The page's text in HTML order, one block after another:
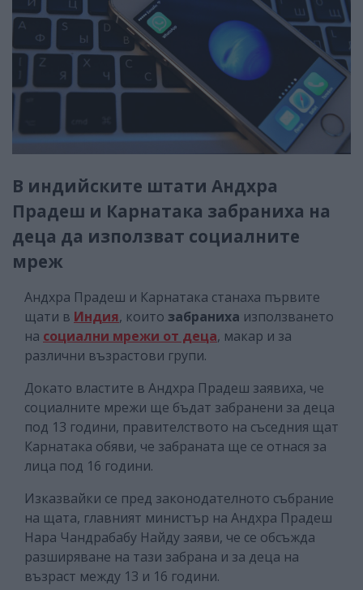
В индийските штати Андхра
Прадеш и Карнатака забраниха на
деца да използват социалните
мреж
Андхра Прадеш и Карнатака станаха първите
щати в Индия, които забраниха използването
на социални мрежи от деца, макар и за
различни възрастови групи.
Докато властите в Андхра Прадеш заявиха, че
социалните мрежи ще бъдат забранени за деца
под 13 години, правителството на съседния щат
Карнатака обяви, че забраната ще се отнася за
лица под 16 години.
Изказвайки се пред законодателното събрание
на щата, главният министър на Андхра Прадеш
Нара Чандрабабу Найду заяви, че се обсъжда
разширяване на тази забрана и за деца на
възраст между 13 и 16 години.